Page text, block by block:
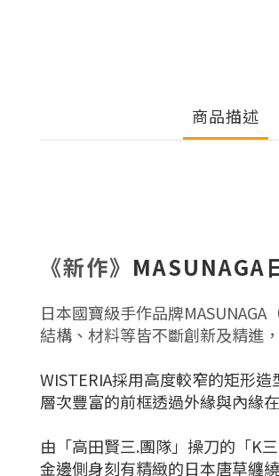
商品描述
《新作》 MASUNAGA
日本國寶級手作品牌
結構、材料等皆不斷創新及精進
WISTERIA採用高度較窄的矩形
層次豐富的前框透過外緣與內緣
由「高田賢三.團隊」操刀的「K
金邊側身刻有精緻的日本唐草纏